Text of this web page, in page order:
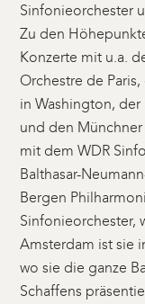
Sinfonieorchester
Zu den
Konzerte mit u.a.
Orchestre de
in Washington, der
und den
mit dem WDR
Balthasar-
Bergen
Sinfonieorchester,
Amsterdam ist sie
wo sie die ganze
Schaffens